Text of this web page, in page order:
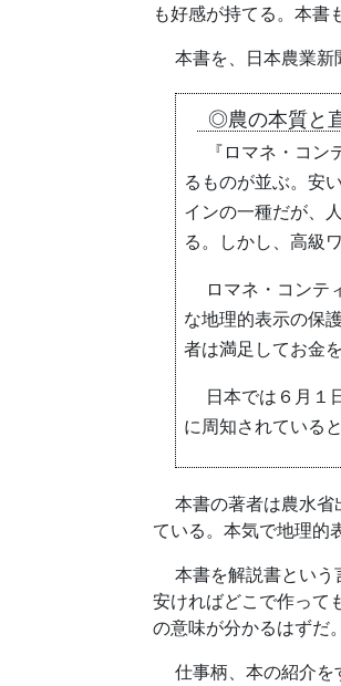
も好感が持てる。本書
本書を、日本農業新
◎農の本質と
『ロマネ・コン
るものが並ぶ。安
インの一種だが、
る。しかし、高級
ロマネ・コンテ
な地理的表示の保
者は満足してお金
日本では６月１
に周知されている
本書の著者は農水省
ている。本気で地理的
本書を解説書という
安ければどこで作って
の意味が分かるはずだ
仕事柄、本の紹介を